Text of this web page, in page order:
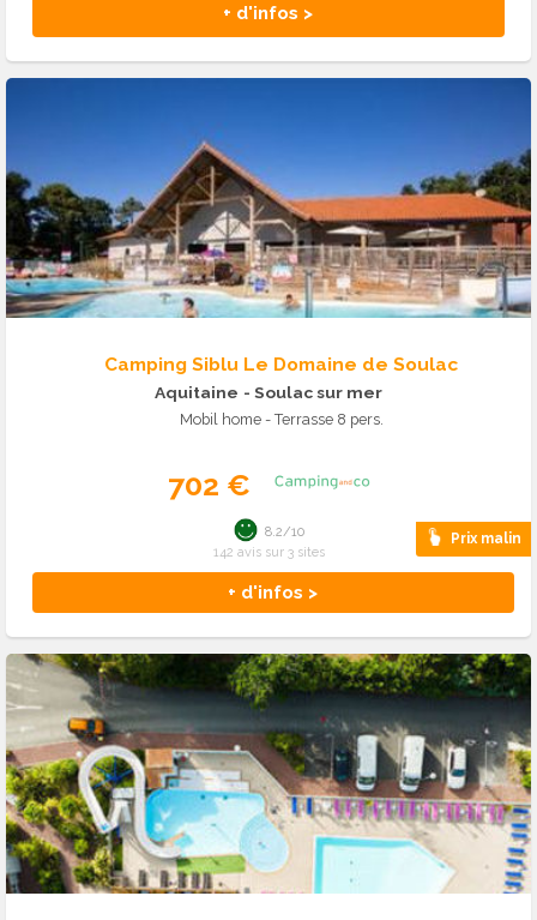
+ d'infos >
Camping Siblu Le Domaine de Soulac
Aquitaine - Soulac sur mer
Mobil home - Terrasse 8 pers.
702 €
Prix malin
+ d'infos >
8.2/10
142 avis sur 3 sites